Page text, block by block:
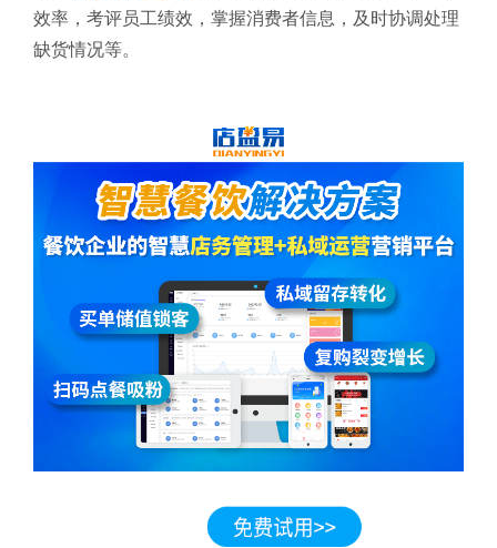
效率，考评员工绩效，掌握消费者信息，及时协调处理
缺货情况等。